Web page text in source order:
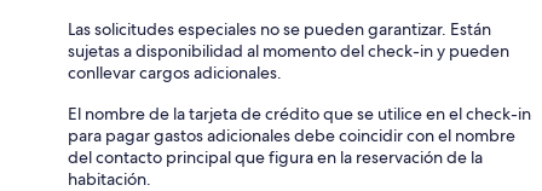
Las solicitudes especiales no se pueden garantizar. Están
sujetas a disponibilidad al momento del check-in y pueden
conllevar cargos adicionales.
El nombre de la tarjeta de crédito que se utilice en el check-in
para pagar gastos adicionales debe coincidir con el nombre
del contacto principal que figura en la reservación de la
habitación.